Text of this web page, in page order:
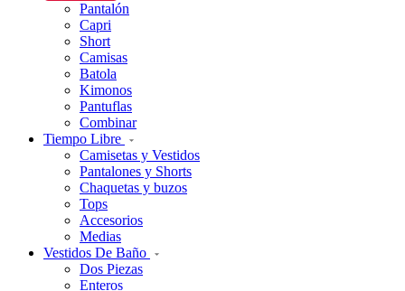
Pantalón
Capri
Short
Camisas
Batola
Kimonos
Pantuflas
Combinar
Tiempo Libre
Camisetas y Vestidos
Pantalones y Shorts
Chaquetas y buzos
Tops
Accesorios
Medias
Vestidos De Baño
Dos Piezas
Enteros